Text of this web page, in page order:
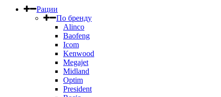
Рации
По бренду
Alinco
Baofeng
Icom
Kenwood
Megajet
Midland
Optim
President